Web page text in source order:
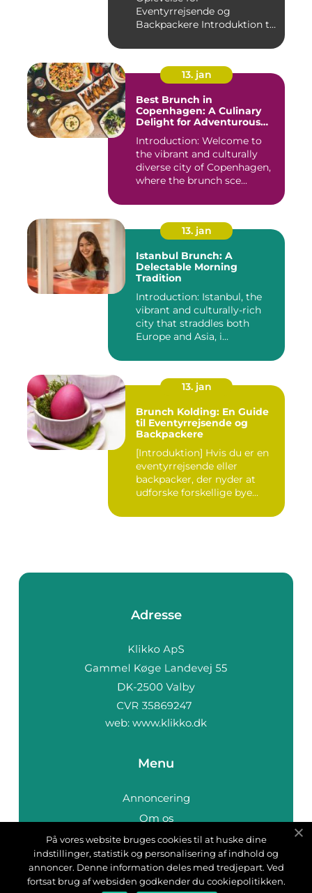
Eventyrrejsende og
Backpackere Introduktion til
13. jan
Best Brunch in
Copenhagen: A Culinary
Delight for Adventurous
Introduction: Welcome to
the vibrant and culturally
diverse city of Copenhagen,
where the brunch sce...
13. jan
Istanbul Brunch: A
Delectable Morning
Tradition
Introduction: Istanbul, the
vibrant and culturally-rich
city that straddles both
Europe and Asia, i...
13. jan
Brunch Kolding: En Guide
til Eventyrrejsende og
Backpackere
[Introduktion] Hvis du er en
eventyrrejsende eller
backpacker, der nyder at
udforske forskellige bye...
Adresse
web: www.klikko.dk
Menu
Annoncering
Om os
Cookies
Kontakt os
Sitemap
På vores website bruges cookies til at huske dine
indstillinger, statistik og personalisering af indhold og
annoncer. Denne information deles med tredjepart. Ved
fortsat brug af websiden godkender du cookiepolitikken.